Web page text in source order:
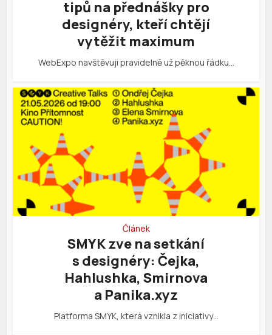
tipů na přednášky pro
designéry, kteří chtějí
vytěžit maximum
WebExpo navštěvuji pravidelně už pěknou řádku…
Článek
SMYK zve na setkání
s designéry: Čejka,
Hahlushka, Smirnova
a Panika.xyz
Platforma SMYK, která vznikla z iniciativy…